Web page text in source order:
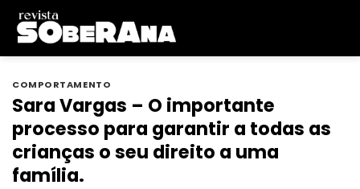
Skip
content
COMPORTAMENTO
Sara Vargas – O importante
processo para garantir a todas as
crianças o seu direito a uma
família.